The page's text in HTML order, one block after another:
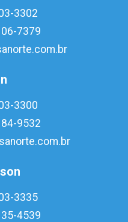
3302
7379
3300
9532
3335
4539